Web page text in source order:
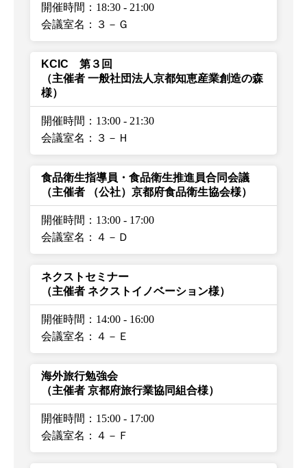
開催時間：18:30 - 21:00
会議室名：３－Ｇ
KCIC 第３回
（主催者 一般社団法人京都知恵産業創造の森
様）
開催時間：13:00 - 21:30
会議室名：３－Ｈ
食品衛生指導員・食品衛生推進員合同会議
（主催者 （公社）京都府食品衛生協会様）
開催時間：13:00 - 17:00
会議室名：４－Ｄ
ネクストセミナー
（主催者 ネクストイノベーション様）
開催時間：14:00 - 16:00
会議室名：４－Ｅ
海外旅行勉強会
（主催者 京都府旅行業協同組合様）
開催時間：15:00 - 17:00
会議室名：４－Ｆ